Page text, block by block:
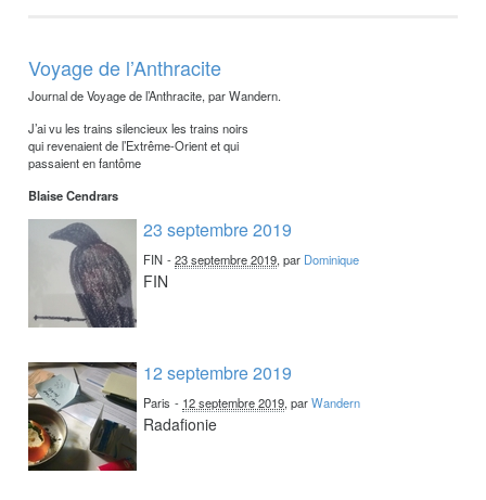
Voyage de l’Anthracite
Journal de Voyage de l’Anthracite, par Wandern.
J’ai vu les trains silencieux les trains noirs
qui revenaient de l’Extrême-Orient et qui
passaient en fantôme
Blaise Cendrars
23 septembre 2019
FIN -23 septembre 2019, par Dominique
FIN
12 septembre 2019
Paris - 12 septembre 2019, parWandern
Radafionie